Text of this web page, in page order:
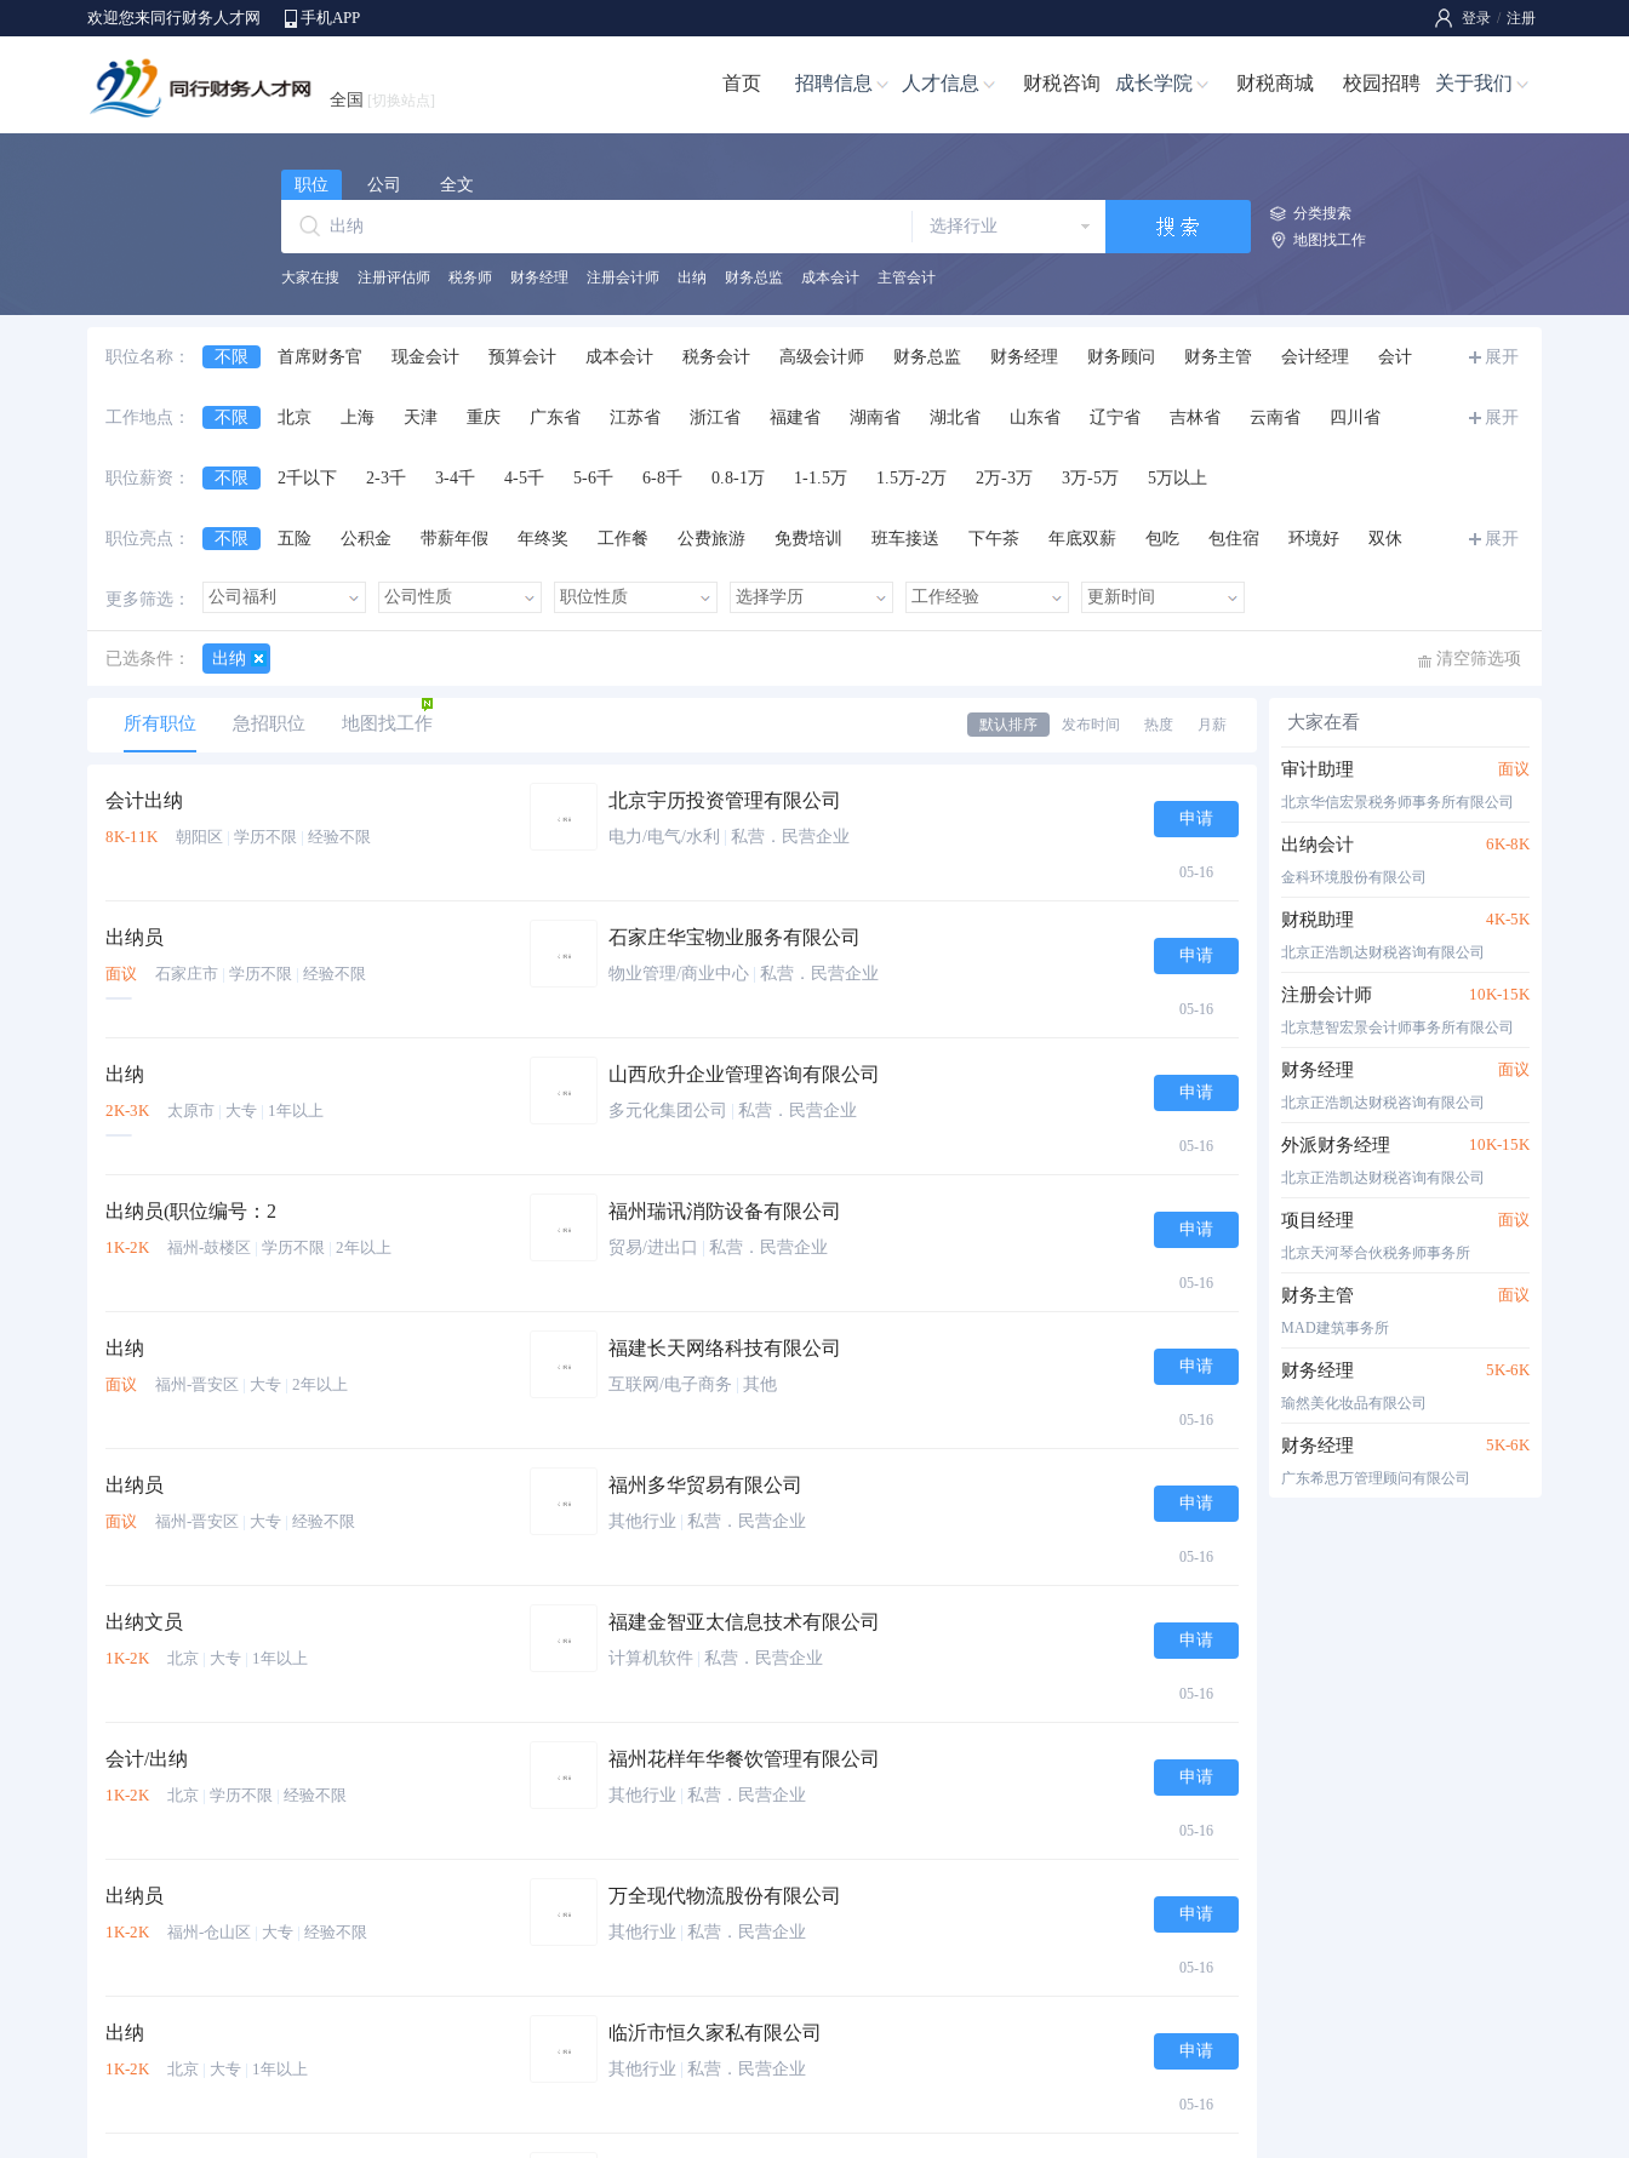
欢迎您来同行财务人才网 手机APP 登录 / 注册
全国 [切换站点]
首页 招聘信息 人才信息 财税咨询 成长学院 财税商城 校园招聘 关于我们
职位 公司 全文
选择行业
分类搜索
地图找工作
大家在搜 注册评估师 税务师 财务经理 注册会计师 出纳 财务总监 成本会计 主管会计
职位名称： 不限 首席财务官 现金会计 预算会计 成本会计 税务会计 高级会计师 财务总监 财务经理 财务顾问 财务主管 会计经理
会计
中级会计师
审计经理/主管 审计专员/助理 税务经理 税务专员/助理 统计员 其他职位
展开
工作地点： 不限 北京 上海 天津 重庆 广东省 江苏省 浙江省 福建省 湖南省 湖北省 山东省 辽宁省 吉林省 云南省
四川省
台湾省
香港
展开
职位薪资： 不限 2千以下 2-3千 3-4千 4-5千 5-6千 6-8千 0.8-1万 1-1.5万 1.5万-2万 2万-3万 3万-5万 5万以上
职位亮点： 不限 五险 公积金 带薪年假 年终奖 工作餐 公费旅游 免费培训 班车接送 下午茶 年底双薪 包吃 包住宿 环境好
双休
展开
更多筛选：
已选条件： 出纳 清空筛选项
所有职位 急招职位 地图找工作 默认排序 发布时间 热度 月薪
会计出纳
8K-11K 朝阳区 | 学历不限 | 经验不限
北京宇历投资管理有限公司
电力/电气/水利 私营．民营企业
申请
05-16
出纳员
面议 石家庄市 | 学历不限 | 经验不限
石家庄华宝物业服务有限公司
物业管理/商业中心 私营．民营企业
申请
05-16
出纳
2K-3K 太原市 | 大专 | 1年以上
山西欣升企业管理咨询有限公司
多元化集团公司 私营．民营企业
申请
05-16
出纳员(职位编号：2
1K-2K 福州-鼓楼区 | 学历不限 | 2年以上
福州瑞讯消防设备有限公司
贸易/进出口 私营．民营企业
申请
05-16
出纳
面议 福州-晋安区 | 大专 | 2年以上
福建长天网络科技有限公司
互联网/电子商务 其他
申请
05-16
出纳员
面议 福州-晋安区 | 大专 | 经验不限
福州多华贸易有限公司
其他行业 私营．民营企业
申请
05-16
出纳文员
1K-2K 北京 | 大专 | 1年以上
福建金智亚太信息技术有限公司
计算机软件 私营．民营企业
申请
05-16
会计/出纳
1K-2K 北京 | 学历不限 | 经验不限
福州花样年华餐饮管理有限公司
其他行业 私营．民营企业
申请
05-16
出纳员
1K-2K 福州-仓山区 | 大专 | 经验不限
万全现代物流股份有限公司
其他行业 私营．民营企业
申请
05-16
出纳
1K-2K 北京 | 大专 | 1年以上
临沂市恒久家私有限公司
其他行业 私营．民营企业
申请
05-16
大家在看
审计助理 面议
北京华信宏景税务师事务所有限公司
出纳会计 6K-8K
金科环境股份有限公司
财税助理 4K-5K
北京正浩凯达财税咨询有限公司
注册会计师 10K-15K
北京慧智宏景会计师事务所有限公司
财务经理 面议
北京正浩凯达财税咨询有限公司
外派财务经理 10K-15K
北京正浩凯达财税咨询有限公司
项目经理 面议
北京天河琴合伙税务师事务所
财务主管 面议
MAD建筑事务所
财务经理 5K-6K
瑜然美化妆品有限公司
财务经理 5K-6K
广东希思万管理顾问有限公司